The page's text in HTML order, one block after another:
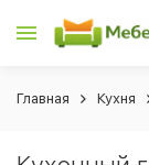
Главная Кухня